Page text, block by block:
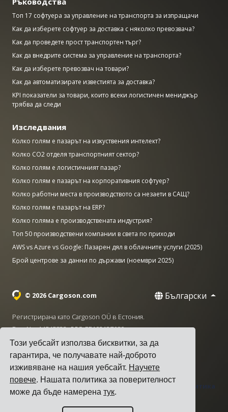
Този уебсайт използва бисквитки, за да
гарантира, че получавате най-доброто
изживяване на нашия уебсайт. Научете
повече. Нашата политика за поверителност
може да бъде намеренатук.
Топ 17 софтуера за управление на транспорта за изпращачи
Как да изберете софтуер за доставка с няколко превозвача?
Как да проведете прост транспортен търг?
Как да внедрите система за управление на транспорта?
Как да изберете превозвач на товари?
Как да автоматизирате известията за доставка?
KPI показатели за товари, които всеки логистичен мениджър
трябва да следи
Изследвания
Колко голям е пазарът на изкуствения интелект?
Колко CO2 отделя транспортният сектор?
Колко голям е логистичният пазар?
Колко голям е пазарът на корпоративния софтуер?
Колко работни места в производството са незаети в САЩ?
Колко голям е пазарът на ERP?
Колко голяма е производствената индустрия?
Топ 50 производствени компании в света по приходи
AWS vs Azure vs Google: Пазарен дял в облачните услуги (2025)
Брой центрове за данни по държави (ноември 2025)
© 2026 Cargoson.com Български
Регистрирана като Cargoson OÜ в Естония.
Рег. No: 14545832. ДДС: EE102137680.
Централа: Pärnu mnt. 141, 11314 Талин, Естония
+372 5555 0028 · hello@cargoson.com
Общи условия Политика за поверителност
Политика
за бисквитките